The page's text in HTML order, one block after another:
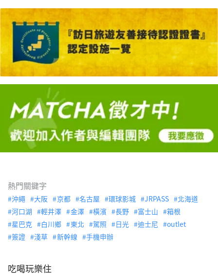
熱門關鍵字
沖繩 大阪 京都 名古屋 環球影城 JRPASS
北海道
河口湖
輕井澤 金澤 橫濱 長野 富士山
箱根
星巴克
白川鄉 東北 駕照 日光 迪士尼
outlet
簽證
淺草 新幹線 手機申辦
吃喝玩樂住